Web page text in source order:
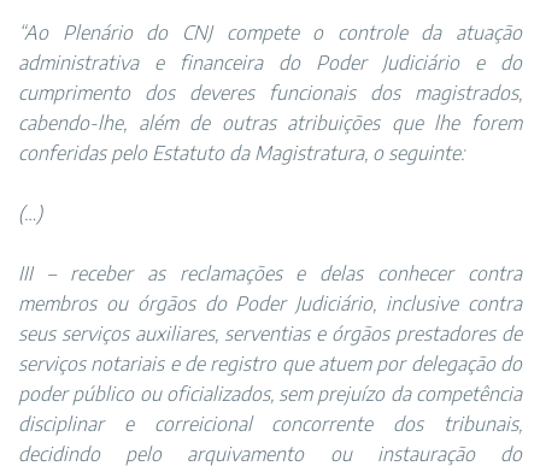
“Ao Plenário do CNJ compete o controle da atuação
administrativa e financeira do Poder Judiciário e do
cumprimento dos deveres funcionais dos magistrados,
cabendo-lhe, além de outras atribuições que lhe forem
conferidas pelo Estatuto da Magistratura, o seguinte:
(…)
III – receber as reclamações e delas conhecercontra
membros ou órgãos do Poder Judiciário, inclusive contra
seus serviços auxiliares, serventias e órgãos prestadores de
serviços notariais e de registro que atuem por delegação do
poder público ou oficializados, sem prejuízo da competência
disciplinar e correicional concorrente dos tribunais,
decidindo pelo arquivamento ou instauração do